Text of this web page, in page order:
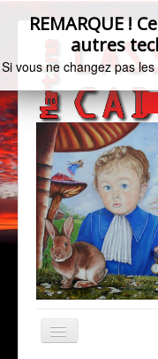
Basculer
la
REMARQUE !
autres
Si vous ne changez pas